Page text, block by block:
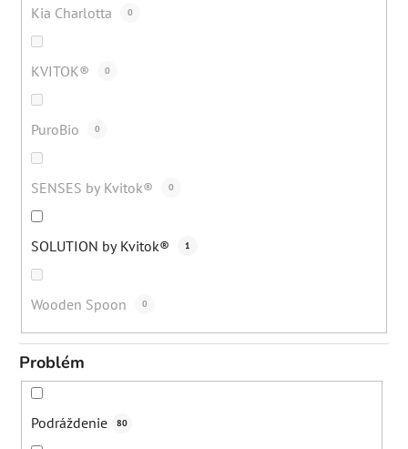
Kia Charlotta 0
KVITOK® 0
PuroBio 0
SENSES by Kvitok® 0
SOLUTION by Kvitok® 1
Wooden Spoon 0
Problém
Podráždenie 80